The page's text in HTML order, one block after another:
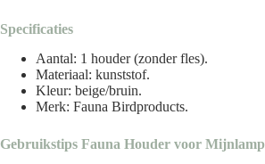
Specificaties
Aantal: 1 houder (zonder fles).
Materiaal: kunststof.
Kleur: beige/bruin.
Merk: Fauna Birdproducts.
Gebruikstips Fauna Houder voor Mijnlamp